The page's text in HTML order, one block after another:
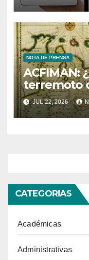
NOTA DE PRENSA
ACFIMAN:
terremoto
1530, fue
sismología
JUL 22, 2026
CATEGORIAS
Académicas
Administrativas